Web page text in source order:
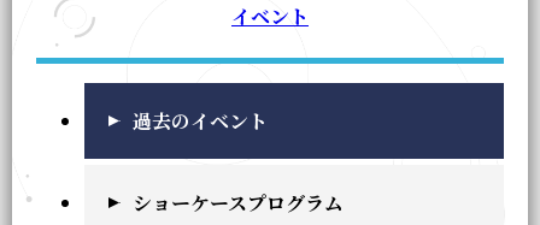
イベント
過去のイベント
ショーケースプログラム